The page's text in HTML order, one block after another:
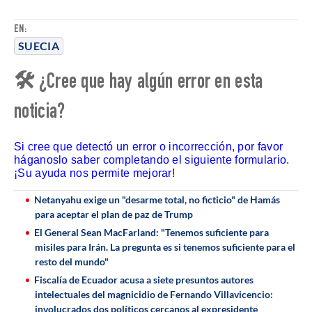
EN:
SUECIA
🛠 ¿Cree que hay algún error en esta
noticia?
Si cree que detectó un error o incorrección, por favor
háganoslo saber completando el siguiente formulario.
¡Su ayuda nos permite mejorar!
Netanyahu exige un "desarme total, no ficticio" de Hamás
para aceptar el plan de paz de Trump
El General Sean MacFarland: "Tenemos suficiente para
misiles para Irán. La pregunta es si tenemos suficiente para el
resto del mundo"
Fiscalía de Ecuador acusa a siete presuntos autores
intelectuales del magnicidio de Fernando Villavicencio:
involucrados dos políticos cercanos al expresidente